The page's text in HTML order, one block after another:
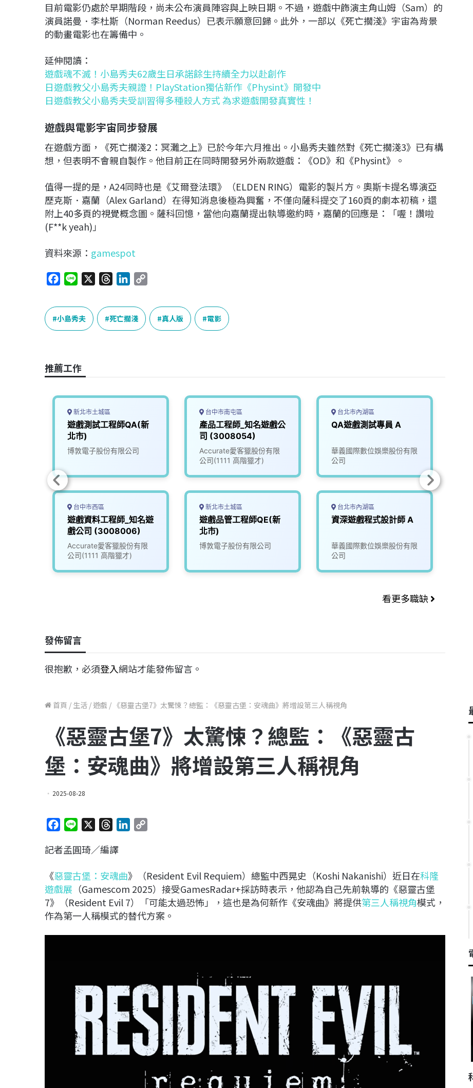
目前電影仍處於早期階段，尚未公布演員陣容與上映日期。不過，遊戲中飾演主角山姆（Sam）的
演員諾曼．李杜斯（Norman Reedus）已表示願意回歸。此外，一部以《死亡擱淺》宇宙為背景
的動畫電影也在籌備中。
延伸閱讀：
遊戲魂不滅！小島秀夫62歲生日承諾餘生持續全力以赴創作
日遊戲教父小島秀夫親證！PlayStation獨佔新作《Physint》開發中
日遊戲教父小島秀夫受訓習得多種殺人方式 為求遊戲開發真實性！
遊戲與電影宇宙同步發展
在遊戲方面，《死亡擱淺2：冥灘之上》已於今年六月推出。小島秀夫雖然對《死亡擱淺3》已有構
想，但表明不會親自製作。他目前正在同時開發另外兩款遊戲：《OD》和《Physint》。
值得一提的是，A24同時也是《艾爾登法環》（ELDEN RING）電影的製片方。奧斯卡提名導演亞
歷克斯．嘉蘭（Alex Garland）在得知消息後極為興奮，不僅向薩科提交了160頁的劇本初稿，還
附上40多頁的視覺概念圖。薩科回憶，當他向嘉蘭提出執導邀約時，嘉蘭的回應是：「喔！讚啦
(F**k yeah)」
資料來源： gamespot
c
e
b
k
n
e
r
e
a
n
k
e
y
小島秀夫 死亡擱淺 真人版 電影
推薦工作
新北市土城區
遊戲測試工程師QA(新
北市)
博敦電子股份有限公司
台中市西區
遊戲資料工程師_知名遊
戲公司 (3008006)
Accurate愛客獵股份有限
公司(1111 高階獵才)
台中市南屯區
產品工程師_知名遊戲公
司 (3008054)
Accurate愛客獵股份有限
公司(1111 高階獵才)
新北市土城區
遊戲品管工程師QE(新
北市)
博敦電子股份有限公司
台北市內湖區
QA遊戲測試專員 A
華義國際數位娛樂股份有限
公司
台北市內湖區
資深遊戲程式設計師 A
華義國際數位娛樂股份有限
公司
看更多職缺
發佈留言
很抱歉，必須登入網站才能發佈留言。